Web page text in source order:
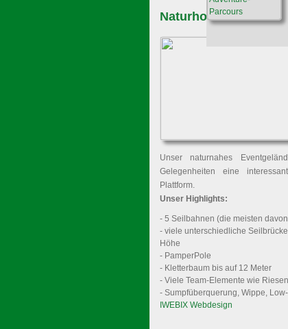
Naturhochseilgarten
Unser naturnahes
Gelegenheiten eine
Plattform.
Unser Highlights:
- 5 Seilbahnen (die meisten
- viele unterschiedliche
Höhe
- PamperPole
- Kletterbaum bis auf 12 Meter
- Viele Team-Elemente wie
- Sumpfüberquerung, Wippe,
IWEBIX Webdesign